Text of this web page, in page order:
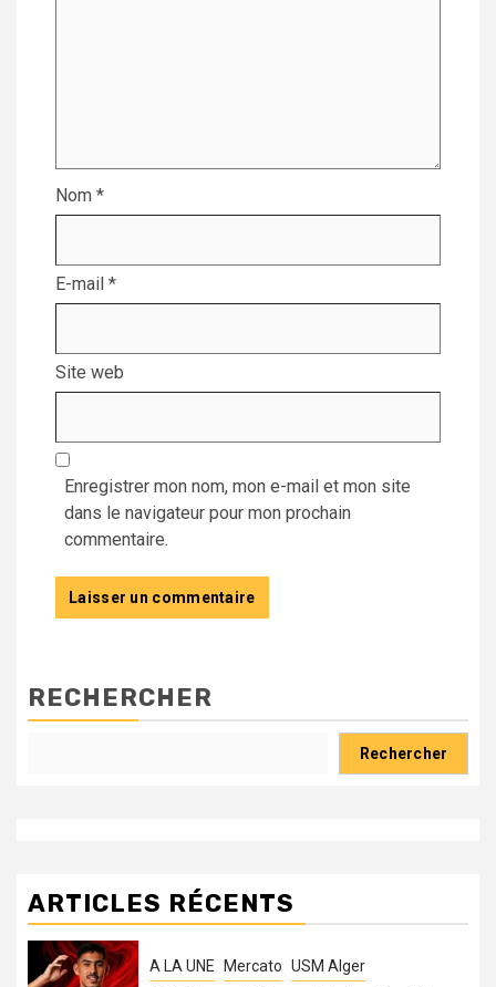
Nom *
E-mail *
Site web
Enregistrer mon nom, mon e-mail et mon site
dans le navigateur pour mon prochain
commentaire.
RECHERCHER
Rechercher
ARTICLES RÉCENTS
A LA UNE Mercato USM Alger